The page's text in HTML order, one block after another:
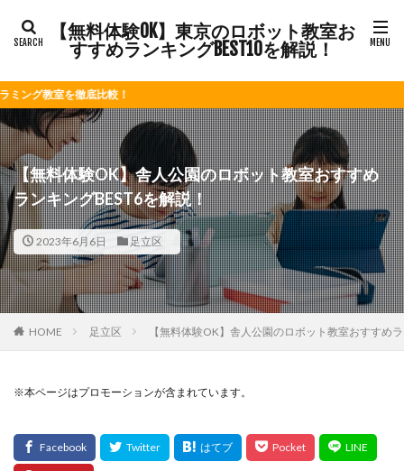
【無料体験OK】東京のロボット教室お
すすめランキングBEST10を解説！
！
【無料体験OK】舎人公園のロボット教室おすすめ
ランキングBEST6を解説！
2023年6月6日 足立区
HOME 足立区 【無料体験OK】舎人公園のロボット教室おすすめ
※本ページはプロモーションが含まれています。